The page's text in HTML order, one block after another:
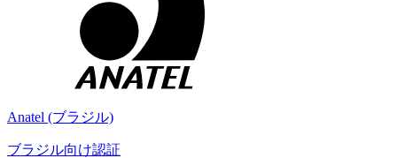
Anatel (ブラジル)
ブラジル向け認証